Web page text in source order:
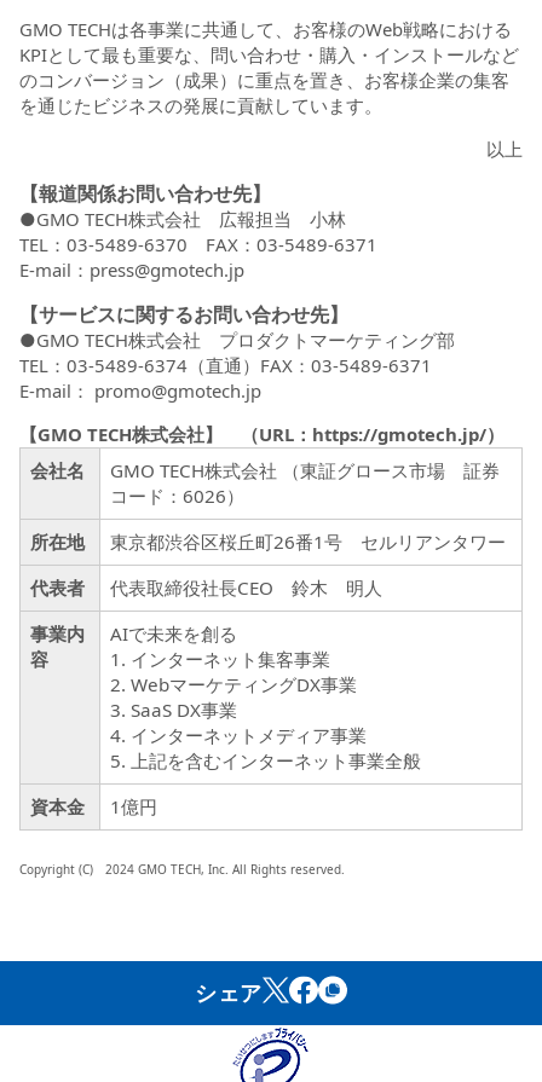
GMO TECHは各事業に共通して、お客様のWeb戦略における
KPIとして最も重要な、問い合わせ・購入・インストールなど
のコンバージョン（成果）に重点を置き、お客様企業の集客
を通じたビジネスの発展に貢献しています。
以上
【報道関係お問い合わせ先】
●GMO TECH株式会社 広報担当 小林
TEL：03-5489-6370 FAX：03-5489-6371
E-mail：press@gmotech.jp
【サービスに関するお問い合わせ先】
●GMO TECH株式会社 プロダクトマーケティング部
TEL：03-5489-6374（直通）FAX：03-5489-6371
E-mail： promo@gmotech.jp
【GMO TECH株式会社】 （URL： https://gmotech.jp/）
会社名
GMO TECH株式会社 （東証グロース市場 証券
コード：6026）
所在地
東京都渋谷区桜丘町26番1号 セルリアンタワー
代表者
代表取締役社長CEO 鈴木 明人
事業内
容
AIで未来を創る
1. インターネット集客事業
2. WebマーケティングDX事業
3. SaaS DX事業
4. インターネットメディア事業
5. 上記を含むインターネット事業全般
資本金
1億円
Copyright (C) 2024 GMO TECH, Inc. All Rights reserved.
シェア